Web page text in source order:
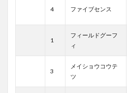
4 ファイブセンス
1
フィールドグーフ
ィ
3
メイショウコウテ
ツ